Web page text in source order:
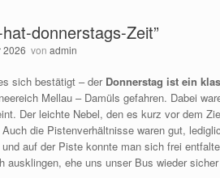
donnerstags-Zeit”
2026 von admin
sich bestätigt – der Donnerstag ist ein
Mellau – Damüls gefahren. Dabei
Der leichte Nebel, den es kurz vor dem
die Pistenverhältnisse waren gut,
auf der Piste konnte man sich frei
ausklingen, ehe uns unser Bus wieder